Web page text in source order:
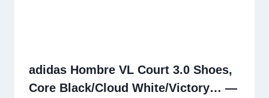
adidas Hombre VL Court 3.0 Shoes,
Core Black/Cloud White/Victory… —